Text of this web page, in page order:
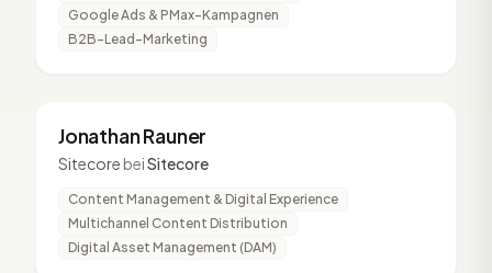
Google Ads & PMax-Kampagnen
B2B-Lead-Marketing
JR
Jonathan Rauner
Sitecore beiSitecore
Content Management & Digital Experience
Multichannel Content Distribution
Digital Asset Management (DAM)